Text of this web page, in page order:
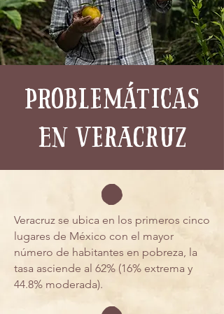
problemáticas
en veracruz
Veracruz se ubica en los primeros cinco
lugares de México con el mayor
número de habitantes en pobreza, la
tasa asciende al 62% (16% extrema y
44.8% moderada).